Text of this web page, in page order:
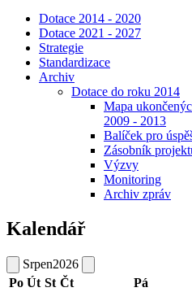
Dotace 2014 - 2020
Dotace 2021 - 2027
Strategie
Standardizace
Archiv
Dotace do roku 2014
Mapa
2009 - 2013
Balíček pro
Zásobník
Výzvy
Monitoring
Archiv zpráv
Kalendář
Srpen2026
Po Út St Čt Pá